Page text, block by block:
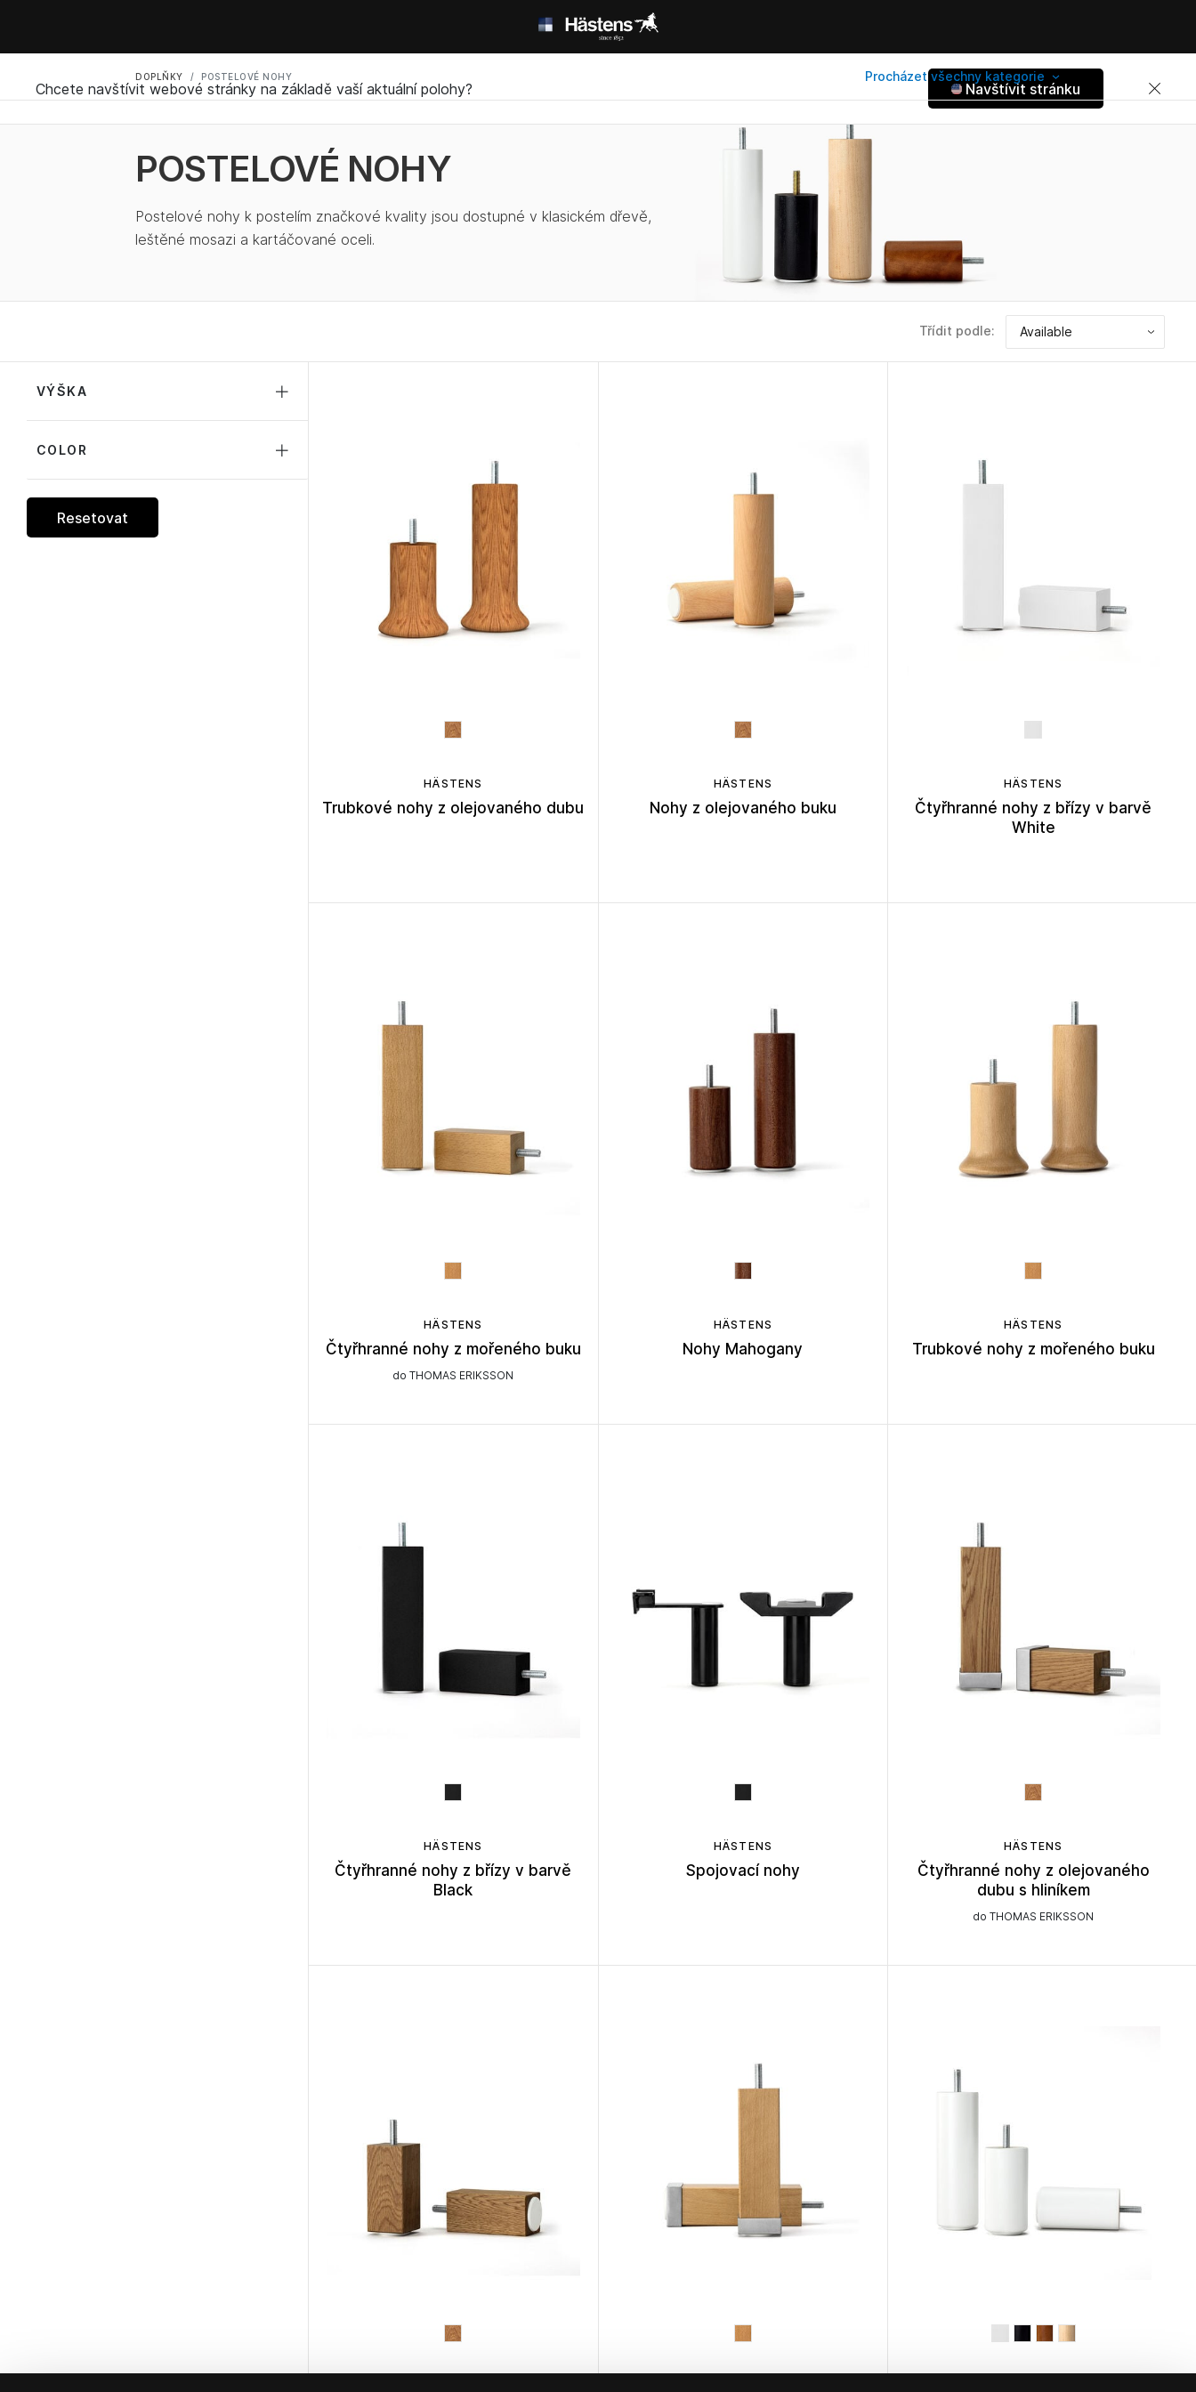
DOPLŇKY POSTELOVÉ NOHY Procházet všechny kategorie
Chcete navštívit webové stránky na základě vaší aktuální polohy? Navštívit stránku
POSTELOVÉ NOHY
Postelové nohy k postelím značkové kvality jsou dostupné v klasickém dřevě,
leštěné mosazi a kartáčované oceli.
Třídit podle:
VÝŠKA
COLOR
Resetovat
HÄSTENS
Trubkové nohy z olejovaného dubu
HÄSTENS
Nohy z olejovaného buku
HÄSTENS
Čtyřhranné nohy z břízy v barvě
White
HÄSTENS
Čtyřhranné nohy z mořeného buku
do THOMAS ERIKSSON
HÄSTENS
Nohy Mahogany
HÄSTENS
Trubkové nohy z mořeného buku
HÄSTENS
Čtyřhranné nohy z břízy v barvě
Black
HÄSTENS
Spojovací nohy
HÄSTENS
Čtyřhranné nohy z olejovaného
dubu s hliníkem
do THOMAS ERIKSSON